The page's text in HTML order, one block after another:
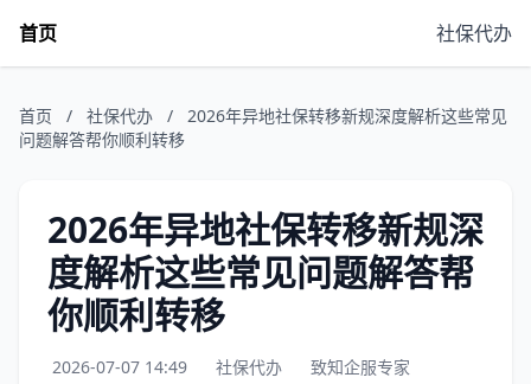
首页 社保代办
首页 / 社保代办 /
2026年异地社保转移新规深度解析这些常见
问题解答帮你顺利转移
2026年异地社保转移新规深
度解析这些常见问题解答帮
你顺利转移
2026-07-07 14:49 社保代办 致知企服专家